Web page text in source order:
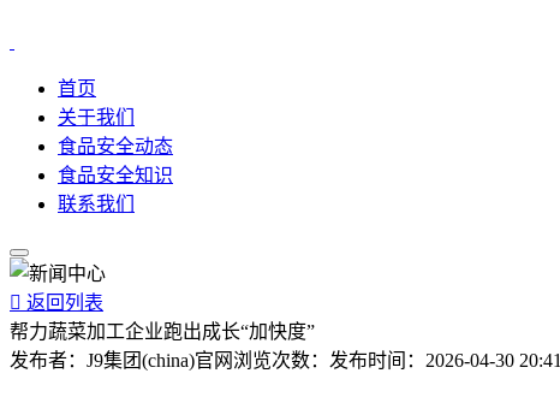
首页
关于我们
食品安全动态
食品安全知识
联系我们
 返回列表
帮力蔬菜加工企业跑出成长“加快度”
发布者： J9集团(china)官网 浏览次数： 发布时间： 2026-04-30 20:41